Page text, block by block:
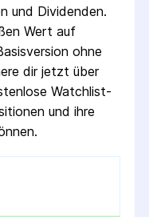
und Dividenden.
Wert auf
ohne
dir jetzt über
Watchlist-
und ihre